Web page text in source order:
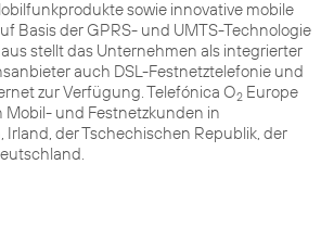
sowie innovative mobile
Basis der GPRS- und UMTS-Technologie
stellt das Unternehmen als integrierter
auch DSL-Festnetztelefonie und
zur Verfügung. Telefónica O2 Europe
Mobil- und Festnetzkunden in
Irland, der Tschechischen Republik, der